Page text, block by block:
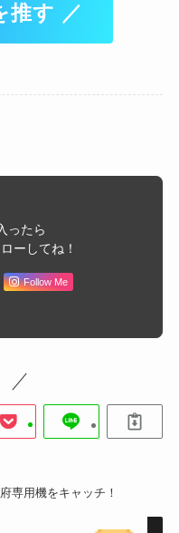
推す ／
ったら
ーしてね！
Follow Me
専用機をキャッチ！